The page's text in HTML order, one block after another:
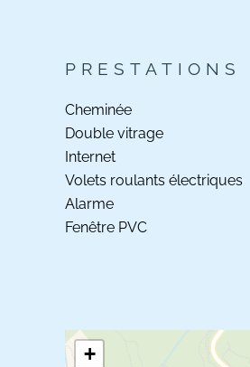
PRESTATIONS
Cheminée
Double vitrage
Internet
Volets roulants électriques
Alarme
Fenêtre PVC
+